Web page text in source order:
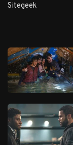
Sitegeek